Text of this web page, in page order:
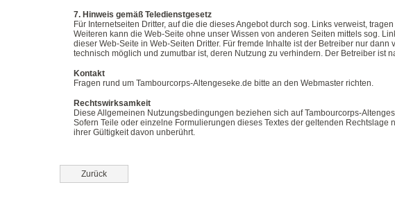
7. Hinweis gemäß Teledienstgesetz
Für Internetseiten Dritter, auf die die dieses Angebot durch sog. Links verweist,
Weiteren kann die Web-Seite ohne unser Wissen von anderen Seiten mittels sog.
dieser Web-Seite in Web-Seiten Dritter. Für fremde Inhalte ist der Betreiber nur
technisch möglich und zumutbar ist, deren Nutzung zu verhindern. Der Betreiber ist
Kontakt
Fragen rund um Tambourcorps-Altengeseke.de bitte an den Webmaster richten.
Rechtswirksamkeit
Diese Allgemeinen Nutzungsbedingungen beziehen sich auf Tambourcorps-
Sofern Teile oder einzelne Formulierungen dieses Textes der geltenden
ihrer Gültigkeit davon unberührt.
Zurück